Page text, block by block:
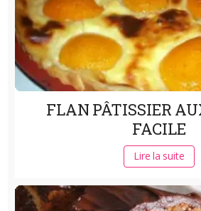
FLAN PÂTISSIER
FACILE
Lire la suite